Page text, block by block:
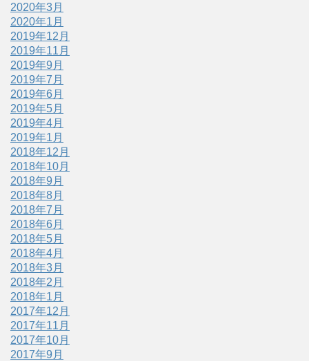
2020年3月
2020年1月
2019年12月
2019年11月
2019年9月
2019年7月
2019年6月
2019年5月
2019年4月
2019年1月
2018年12月
2018年10月
2018年9月
2018年8月
2018年7月
2018年6月
2018年5月
2018年4月
2018年3月
2018年2月
2018年1月
2017年12月
2017年11月
2017年10月
2017年9月